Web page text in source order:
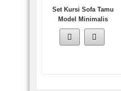
Set Kursi Sofa Tamu
Model Minimalis
Elegan